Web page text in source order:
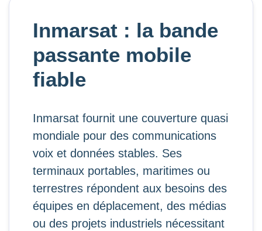
Inmarsat : la bande
passante mobile
fiable
Inmarsat fournit une couverture quasi
mondiale pour des communications
voix et données stables. Ses
terminaux portables, maritimes ou
terrestres répondent aux besoins des
équipes en déplacement, des médias
ou des projets industriels nécessitant